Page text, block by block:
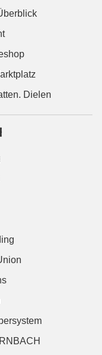
Dielen